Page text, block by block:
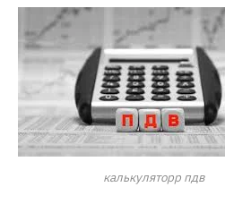
калькуляторр пдв